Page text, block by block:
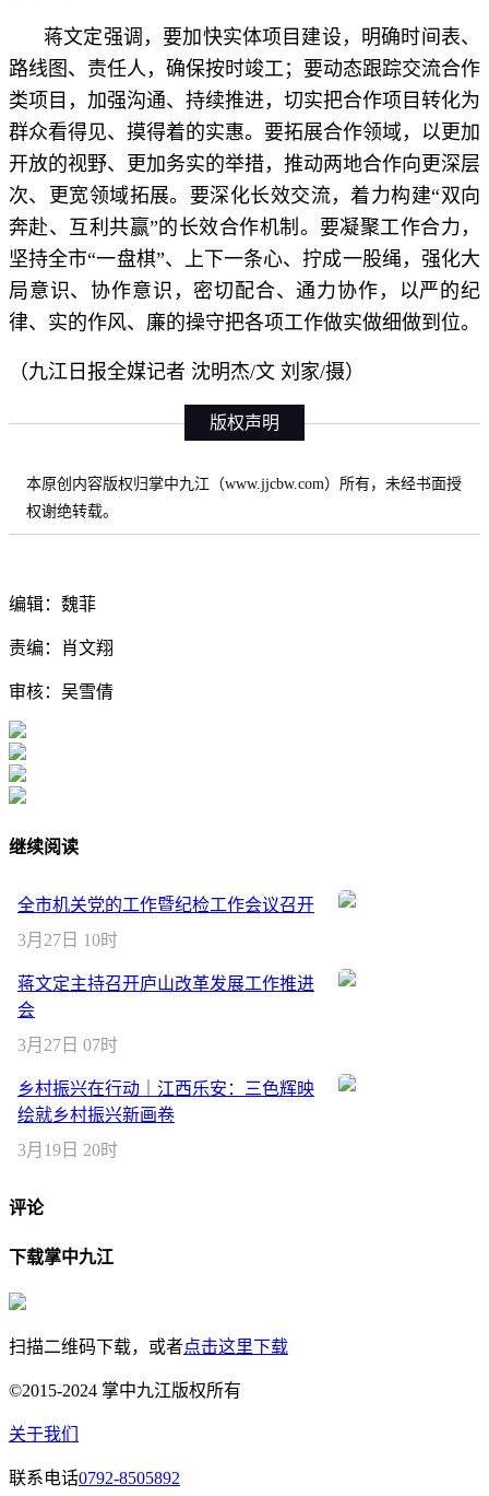
蒋文定强调，要加快实体项目建设，明确时间表、
路线图、责任人，确保按时竣工；要动态跟踪交流合作
类项目，加强沟通、持续推进，切实把合作项目转化为
群众看得见、摸得着的实惠。要拓展合作领域，以更加
开放的视野、更加务实的举措，推动两地合作向更深层
次、更宽领域拓展。要深化长效交流，着力构建“双向
奔赴、互利共赢”的长效合作机制。要凝聚工作合力，
坚持全市“一盘棋”、上下一条心、拧成一股绳，强化大
局意识、协作意识，密切配合、通力协作，以严的纪
律、实的作风、廉的操守把各项工作做实做细做到位。
（九江日报全媒记者 沈明杰/文 刘家/摄）
版权声明
本原创内容版权归掌中九江（www.jjcbw.com）所有，未经书面授
权谢绝转载。
编辑：魏菲
责编：肖文翔
审核：吴雪倩
继续阅读
全市机关党的工作暨纪检工作会议召开
3月27日 10时
蒋文定主持召开庐山改革发展工作推进
会
3月27日 07时
乡村振兴在行动｜江西乐安：三色辉映
绘就乡村振兴新画卷
3月19日 20时
评论
下载掌中九江
扫描二维码下载，或者点击这里下载
©2015-2024 掌中九江版权所有
关于我们
联系电话0792-8505892